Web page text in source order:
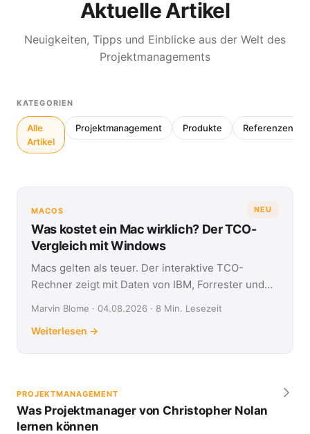
Aktuelle Artikel
Neuigkeiten, Tipps und Einblicke aus der Welt des
Projektmanagements
KATEGORIEN
Alle
Artikel
Projektmanagement Produkte Referenzen
NEU
MACOS
Was kostet ein Mac wirklich? Der TCO-
Vergleich mit Windows
Macs gelten als teuer. Der interaktive TCO-
Rechner zeigt mit Daten von IBM, Forrester und
Marvin Blome · 04.08.2026 · 8 Min. Lesezeit
Weiterlesen →
PROJEKTMANAGEMENT
Was Projektmanager von Christopher Nolan
lernen können